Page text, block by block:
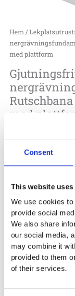
Consent
This website
We use cookies
provide social
We also share
our social media,
may combine it
provided to them
of their services.
Hem/
med plattform
med
7 000:-
mängd
Lägg
Specifikationer
Garantivillkor
på hemsidan.